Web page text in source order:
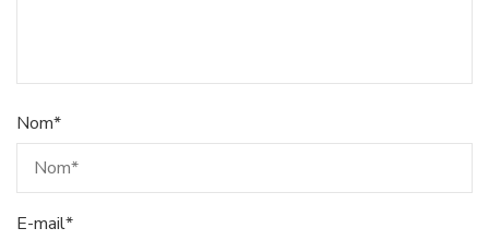
Nom*
E-mail*